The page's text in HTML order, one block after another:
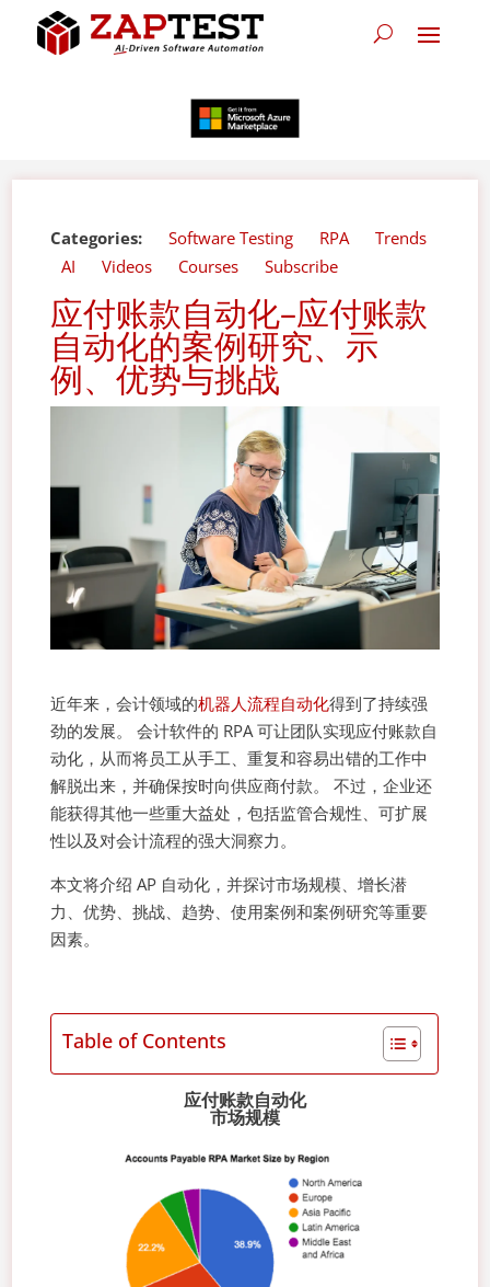
Categories: Software Testing RPA
Trends
AI
Videos Courses Subscribe
应付账款自动化–应付账款
自动化的案例研究、示
例、优势与挑战
近年来，会计领域的机器人流程自动化得到了持续强
劲的发展。 会计软件的 RPA 可让团队实现应付账款自
动化，从而将员工从手工、重复和容易出错的工作中
解脱出来，并确保按时向供应商付款。 不过，企业还
能获得其他一些重大益处，包括监管合规性、可扩展
性以及对会计流程的强大洞察力。
本文将介绍 AP 自动化，并探讨市场规模、增长潜
力、优势、挑战、趋势、使用案例和案例研究等重要
因素。
Table of Contents
应付账款自动化
市场规模